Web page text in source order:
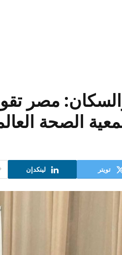
الصحة
تويتر لينكدإن